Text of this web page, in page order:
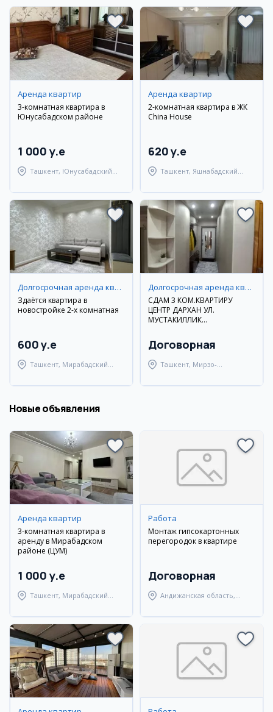
Аренда квартир
3-комнатная квартира в
Юнусабадском районе
1 000 y.e
Ташкент, Юнусабадский
Аренда квартир
2-комнатная квартира в ЖК
China House
620 y.e
Ташкент, Яшнабадский
Долгосрочная аренда квартир
Здаётся квартира в
новостройке 2-х комнатная
600 y.e
Ташкент, Мирабадский
Долгосрочная аренда квартир
СДАМ 3 КОМ.КВАРТИРУ
ЦЕНТР ДАРХАН УЛ.
МУСТАКИЛЛИК
Договорная
Ташкент, Мирзо-
Новые объявления
Аренда квартир
3-комнатная квартира в
аренду в Мирабадском
районе (ЦУМ)
1 000 y.e
Ташкент, Мирабадский
Работа
Монтаж гипсокартонных
перегородок в квартире
Договорная
Андижанская область,